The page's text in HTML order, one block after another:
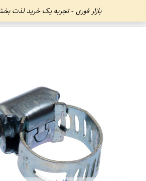
بازار فوری - تجربه یک خرید لذت